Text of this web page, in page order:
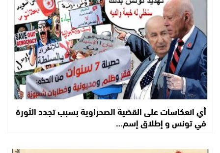
أي انعكاسات على القضية الصحراوية بسبب تجدد الثورة
في تونس و إطلاق إسم…